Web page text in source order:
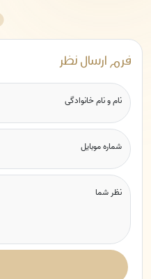
فرم ارسال نظر
نام و نام خانوادگی
شماره موبایل
نظر شما